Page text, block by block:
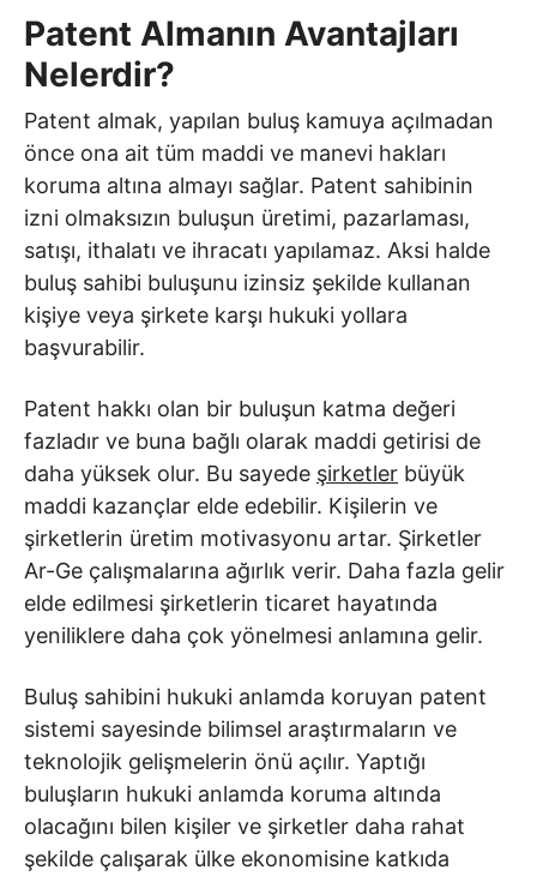
Patent Almanın Avantajları
Nelerdir?
Patent almak, yapılan buluş kamuya açılmadan
önce ona ait tüm maddi ve manevi hakları
koruma altına almayı sağlar. Patent sahibinin
izni olmaksızın buluşun üretimi, pazarlaması,
satışı, ithalatı ve ihracatı yapılamaz. Aksi halde
buluş sahibi buluşunu izinsiz şekilde kullanan
kişiye veya şirkete karşı hukuki yollara
başvurabilir.
Patent hakkı olan bir buluşun katma değeri
fazladır ve buna bağlı olarak maddi getirisi de
daha yüksek olur. Bu sayede şirketler büyük
maddi kazançlar elde edebilir. Kişilerin ve
şirketlerin üretim motivasyonu artar. Şirketler
Ar-Ge çalışmalarına ağırlık verir. Daha fazla gelir
elde edilmesi şirketlerin ticaret hayatında
yeniliklere daha çok yönelmesi anlamına gelir.
Buluş sahibini hukuki anlamda koruyan patent
sistemi sayesinde bilimsel araştırmaların ve
teknolojik gelişmelerin önü açılır. Yaptığı
buluşların hukuki anlamda koruma altında
olacağını bilen kişiler ve şirketler daha rahat
şekilde çalışarak ülke ekonomisine katkıda